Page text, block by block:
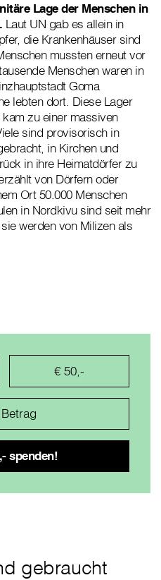
Lage der Menschen in
Laut UN gab es allein in
die Krankenhäuser sind
mussten erneut vor
Menschen waren in
Goma
lebten dort. Diese Lager
zu einer massiven
sind provisorisch in
in Kirchen und
in ihre Heimatdörfer zu
von Dörfern oder
Ort 50.000 Menschen
in Nordkivu sind seit mehr
werden von Milizen als
€ 50,-
gebraucht